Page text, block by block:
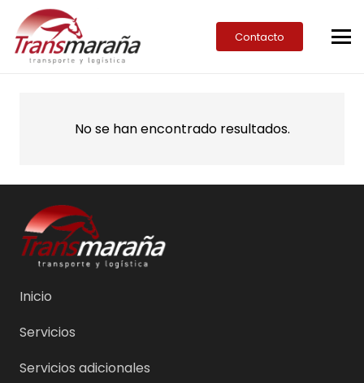
Contacto
No se han encontrado resultados.
Inicio
Servicios
Servicios adicionales